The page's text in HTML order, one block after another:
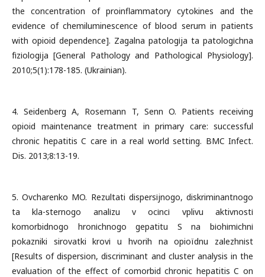
the concentration of proinflammatory cytokines and the
evidence of chemiluminescence of blood serum in patients
with opioid dependence]. Zagalna patologіja ta patologіchna
fіzіologіja [General Pathology and Pathological Physiology].
2010;5(1):178-185. (Ukrainian).
4. Seidenberg A, Rosemann T, Senn O. Patients receiving
opioid maintenance treatment in primary care: successful
chronic hepatitis C care in a real world setting. BMC Infect.
Dis. 2013;8:13-19.
5. Ovcharenko MO. Rezultati dispersіjnogo, diskriminantnogo
ta kla-sternogo analіzu v ocіncі vplivu aktivnostі
komorbidnogo hronіchnogo gepatitu S na bіohіmіchnі
pokazniki sirovatki krovі u hvorih na opioїdnu zalezhnіst
[Results of dispersion, discriminant and cluster analysis in the
evaluation of the effect of comorbid chronic hepatitis C on